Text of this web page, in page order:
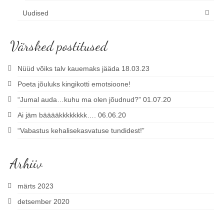
Uudised
Värsked postitused
Nüüd võiks talv kauemaks jääda 18.03.23
Poeta jõuluks kingikotti emotsioone!
“Jumal auda…kuhu ma olen jõudnud?” 01.07.20
Ai jäm bääääkkkkkkkk…. 06.06.20
“Vabastus kehalisekasvatuse tundidest!”
Arhiiv
märts 2023
detsember 2020